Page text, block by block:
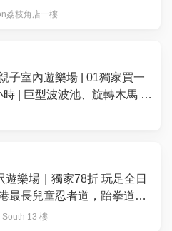
處
荔枝角店一樓
子室內遊樂場 | 01獨家買一
| 巨型波波池、旋轉木馬 |
遊樂場｜獨家78折 玩足全日
最長兒童忍者道，跆拳道課
South 13 樓